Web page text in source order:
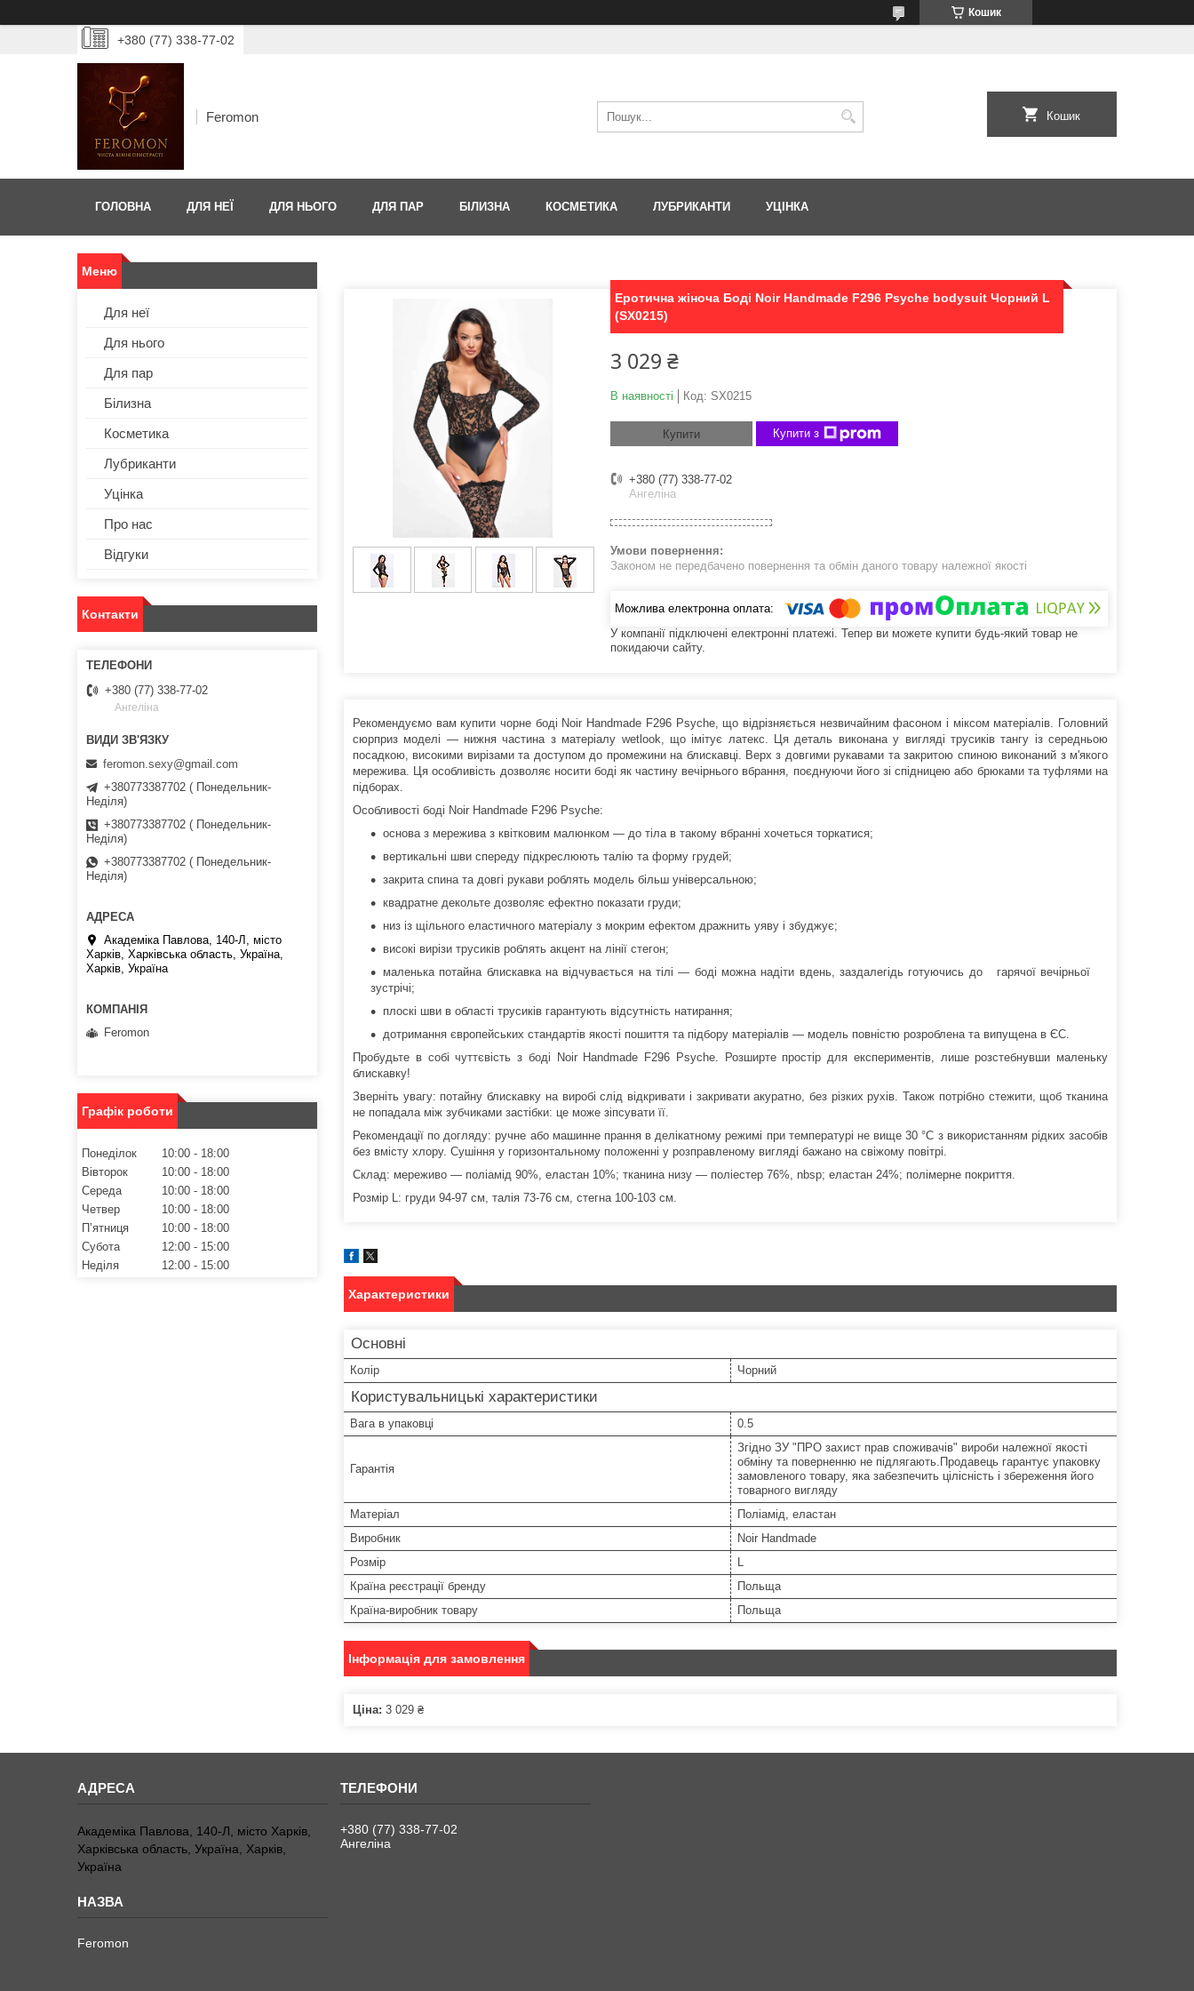
Кошик
+380 (77) 338-77-02
Feromon Кошик
ГОЛОВНА ДЛЯ НЕЇ ДЛЯ НЬОГО ДЛЯ ПАР БІЛИЗНА КОСМЕТИКА ЛУБРИКАНТИ УЦІНКА
Еротична жіноча Боді Noir Handmade F296 Psyche bodysuit Чорний L
(SX0215)
3 029 ₴
В наявності Код: SX0215
Купити Купити з
+380 (77) 338-77-02
Ангеліна
Законом не передбачено повернення та обмін даного товару належної якості
У компанії підключені електронні платежі. Тепер ви можете купити будь-який товар не
покидаючи сайту.
Рекомендуємо вам купити чорне боді Noir Handmade F296 Psyche, що відрізняється незвичайним фасоном і міксом матеріалів. Головний
сюрприз моделі — нижня частина з матеріалу wetlook, що імітує латекс. Ця деталь виконана у вигляді трусиків тангу із середньою
посадкою, високими вирізами та доступом до промежини на блискавці. Верх з довгими рукавами та закритою спиною виконаний з м'якого
мережива. Ця особливість дозволяє носити боді як частину вечірнього вбрання, поєднуючи його зі спідницею або брюками та туфлями на
підборах.
Особливості боді Noir Handmade F296 Psyche:
основа з мережива з квітковим малюнком — до тіла в такому вбранні хочеться торкатися;
вертикальні шви спереду підкреслюють талію та форму грудей;
закрита спина та довгі рукави роблять модель більш універсальною;
квадратне декольте дозволяє ефектно показати груди;
низ із щільного еластичного матеріалу з мокрим ефектом дражнить уяву і збуджує;
високі вирізи трусиків роблять акцент на лінії стегон;
маленька потайна блискавка на відчувається на тілі — боді можна надіти вдень, заздалегідь готуючись до гарячої вечірньої
зустрічі;
плоскі шви в області трусиків гарантують відсутність натирання;
дотримання європейських стандартів якості пошиття та підбору матеріалів — модель повністю розроблена та випущена в ЄС.
Пробудьте в собі чуттєвість з боді Noir Handmade F296 Psyche. Розширте простір для експериментів, лише розстебнувши маленьку
блискавку!
Зверніть увагу: потайну блискавку на виробі слід відкривати і закривати акуратно, без різких рухів. Також потрібно стежити, щоб тканина
не попадала між зубчиками застібки: це може зіпсувати її.
Рекомендації по догляду: ручне або машинне прання в делікатному режимі при температурі не вище 30 °C з використанням рідких засобів
без вмісту хлору. Сушіння у горизонтальному положенні у розправленому вигляді бажано на свіжому повітрі.
Склад: мереживо — поліамід 90%, еластан 10%; тканина низу — поліестер 76%, nbsp; еластан 24%; полімерне покриття.
Розмір L: груди 94-97 см, талія 73-76 см, стегна 100-103 см.
Характеристики
Основні
Колір Чорний
Користувальницькі характеристики
Вага в упаковці 0.5
Гарантія
Згідно ЗУ "ПРО захист прав споживачів" вироби належної якості
обміну та поверненню не підлягають.Продавець гарантує упаковку
замовленого товару, яка забезпечить цілісність і збереження його
товарного вигляду
Матеріал
Поліамід, еластан
Виробник
Noir Handmade
Розмір
Країна реєстрації бренду
Польща
Країна-виробник товару
Польща
Інформація для замовлення
Ціна: 3 029 ₴
Для неї
Для нього
Для пар
Білизна
Косметика
Лубриканти
Уцінка
Про нас
Відгуки
Контакти
+380 (77) 338-77-02
Ангеліна
feromon.sexy@gmail.com
+380773387702 ( Понедельник-
Неділя)
+380773387702 ( Понедельник-
Неділя)
+380773387702 ( Понедельник-
Неділя)
Академіка Павлова, 140-Л, місто
Харків, Харківська область, Україна,
Харків, Україна
Feromon
Графік роботи
Понеділок 10:00
18:00
Вівторок
10:00
18:00
Середа
10:00
18:00
Четвер
10:00
18:00
Пʼятниця
10:00
18:00
Субота
12:00
15:00
Неділя
12:00 15:00
Академіка Павлова, 140-Л, місто Харків,
Харківська область, Україна, Харків,
Україна
Feromon
+380 (77) 338-77-02
Ангеліна